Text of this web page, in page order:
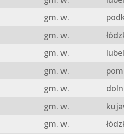
gm. w.
gm. w.
gm. w.
gm. w.
gm. w.
gm. w.
gm. w.